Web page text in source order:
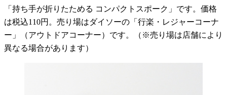
「持ち手が折りたためる コンパクトスポーク」です。価格
は税込110円。売り場はダイソーの「行楽・レジャーコーナ
ー」（アウトドアコーナー）です。（※売り場は店舗により
異なる場合があります）